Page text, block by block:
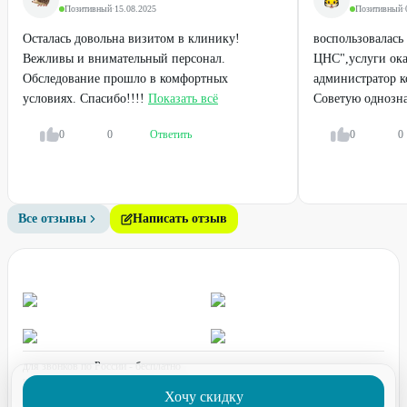
Хочу скидку
Позитивный·15.08.2025
Осталась довольна визитом в клинику!
Вежливы и внимательный персонал.
Обследование прошло в комфортных
условиях. Спасибо!!!! Показать всё
0 0 Ответить
Позитивный·
ЦНС",услуги
администратор
Советую
0 0
Все отзывы Написать отзыв
для звонков по России - бесплатно
график работы:
ПН-ПТ с 08:00 до 17:00 (по МСК)